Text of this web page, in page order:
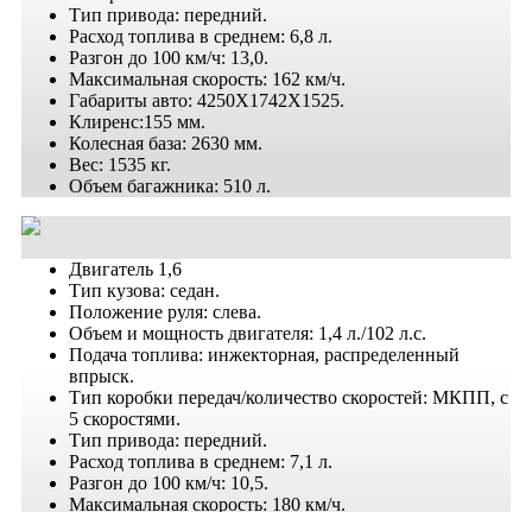
Тип привода: передний.
Расход топлива в среднем: 6,8 л.
Разгон до 100 км/ч: 13,0.
Максимальная скорость: 162 км/ч.
Габариты авто: 4250X1742X1525.
Клиренс:155 мм.
Колесная база: 2630 мм.
Вес: 1535 кг.
Объем багажника: 510 л.
Двигатель 1,6
Тип кузова: седан.
Положение руля: слева.
Объем и мощность двигателя: 1,4 л./102 л.с.
Подача топлива: инжекторная, распределенный
впрыск.
Тип коробки передач/количество скоростей: МКПП, с
5 скоростями.
Тип привода: передний.
Расход топлива в среднем: 7,1 л.
Разгон до 100 км/ч: 10,5.
Максимальная скорость: 180 км/ч.